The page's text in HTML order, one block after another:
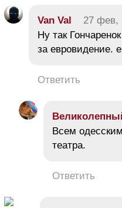
Van Val 27 фев,
Ну так
за евровидение.
Ответить
Всем
театра.
Ответить